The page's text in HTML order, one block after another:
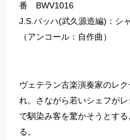
番 BWV1016
J.S.バッハ(武久源造編)：シ
（アンコール：自作曲）
ヴェテラン古楽演奏家のレ
れ。さながら若いシェフが
で馴染み客を驚かそうとす
る。